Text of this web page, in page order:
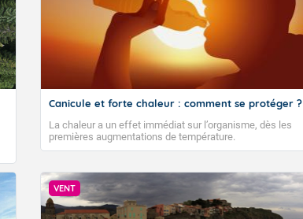
Canicule et forte chaleur : comment se protéger ?
La chaleur a un effet immédiat sur l’organisme, dès les
premières augmentations de température.
VENT